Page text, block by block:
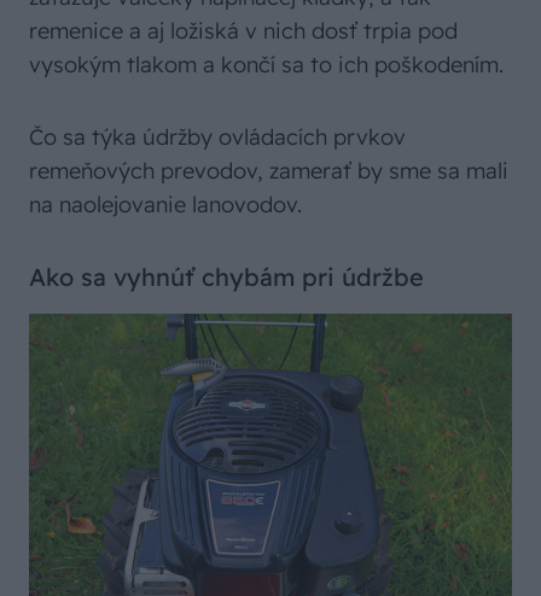
remenice a aj ložiská v nich dosť trpia pod
vysokým tlakom a končí sa to ich poškodením.
Čo sa týka údržby ovládacích prvkov
remeňových prevodov, zamerať by sme sa mali
na naolejovanie lanovodov.
Ako sa vyhnúť chybám pri údržbe